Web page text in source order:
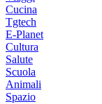
Cucina
Tgtech
E-Planet
Cultura
Salute
Scuola
Animali
Spazio